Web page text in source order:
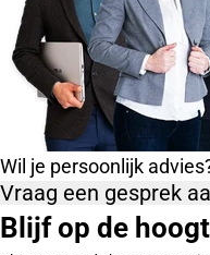
Wil je persoonlijk
Vraag een gesprek
Blijf op de